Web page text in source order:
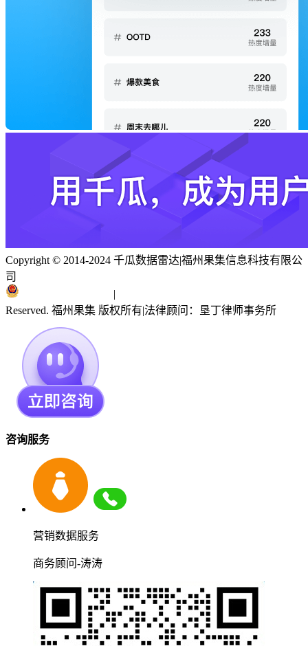
Copyright © 2014-2024 千瓜数据雷达|福州果集信息科技有限公
司
|
Reserved. 福州果集 版权所有|法律顾问：垦丁律师事务所
咨询服务
营销数据服务
商务顾问-涛涛